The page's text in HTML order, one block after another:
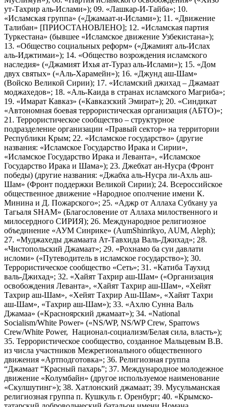
ут-Тахрир аль-Ислами»); 09. «Лашкар-И-Тайба»; 10.
«Исламская группа» («Джамаат-и-Ислами»); 11. «Движение
Талибан» [ПРИОСТАНОВЛЕНО]; 12. «Исламская партия
Туркестана» (бывшее «Исламское движение Узбекистана»);
13. «Общество социальных реформ» («Джамият аль-Ислах
аль-Иджтимаи»); 14. «Общество возрождения исламского
наследия» («Джамият Ихья ат-Тураз аль-Ислами»); 15. «Дом
двух святых» («Аль-Харамейн»); 16. «Джунд аш-Шам»
(Войско Великой Сирии); 17. «Исламский джихад – Джамаат
моджахедов»; 18. «Аль-Каида в странах исламского Магриба»;
19. «Имарат Кавказ» («Кавказский Эмират»); 20. «Синдикат
«Автономная боевая террористическая организация (АБТО)»;
21. Террористическое сообщество – структурное
подразделение организации «Правый сектор» на территории
Республики Крым; 22. «Исламское государство» (другие
названия: «Исламское Государство Ирака и Сирии»,
«Исламское Государство Ирака и Леванта», «Исламское
Государство Ирака и Шама»); 23. Джебхат ан-Нусра (Фронт
победы) (другие названия: «Джабха аль-Нусра ли-Ахль аш-
Шам» (Фронт поддержки Великой Сирии); 24. Всероссийское
общественное движение «Народное ополчение имени К.
Минина и Д. Пожарского»; 25. «Аджр от Аллаха Субхану уа
Тагьаля SHAM» (Благословение от Аллаха милоственного и
милосердного СИРИЯ); 26. Международное религиозное
объединение «АУМ Синрике» (AumShinrikyo, AUM, Aleph);
27. «Муджахеды джамаата Ат-Тавхида Валь-Джихад»; 28.
«Чистопольский Джамаат»; 29. «Рохнамо ба суи давлати
исломи» («Путеводитель в исламское государство»); 30.
Террористическое сообщество «Сеть»; 31. «Катиба Таухид
валь-Джихад»; 32. «Хайят Тахрир аш-Шам» («Организация
освобождения Леванта», «Хайят Тахрир аш-Шам», «Хейят
Тахрир аш-Шам», «Хейят Тахрир Аш-Шам», «Хайят Тахри
аш-Шам», «Тахрир аш-Шам»); 33. «Ахлю Сунна Валь
Джамаа» («Красноярский джамаат»); 34. «National
Socialism/White Power» («NS/WP, NS/WP Crew, Sparrows
Crew/White Power, Национал-социализм/Белая сила, власть»);
35. Террористическое сообщество, созданное Мальцевым В.В.
из числа участников Межрегионального общественного
движения «Артподготовка»; 36. Религиозная группа
“Джамаат “Красный пахарь”; 37. Международное молодежное
движение «Колумбайн» (другое используемое наименование
«Скулшутинг»); 38. Хатлонский джамаат; 39. Мусульманская
религиозная группа п. Кушкуль г. Оренбург; 40. «Крымско-